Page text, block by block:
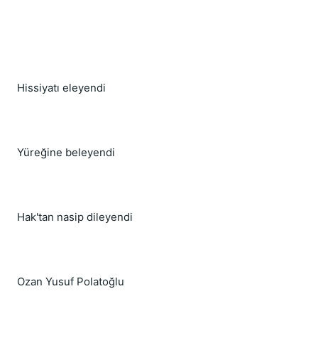
Hissiyatı eleyendi
Yüreğine beleyendi
Hak'tan nasip dileyendi
Ozan Yusuf Polatoğlu